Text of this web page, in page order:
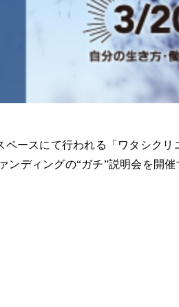
ペースにて行われる「ワタシクリ
ンディングの“ガチ”説明会を開